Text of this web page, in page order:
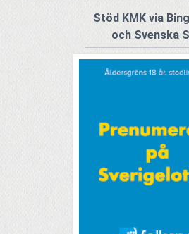
Stöd KMK via
och Svenska